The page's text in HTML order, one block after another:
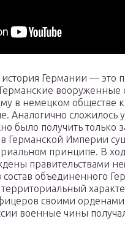
Германии — это
вооруженные
в немецком обществе
Аналогично сложилось
было получить только
Германской Империи
принципе. В
правительствами
объединенного
своими
военные чины